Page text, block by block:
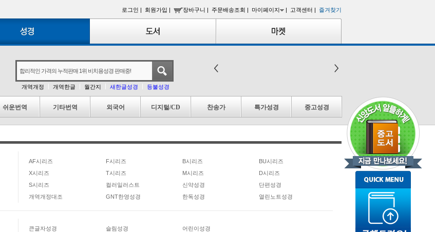
로그인 | 회원가입 | 장바구니 | 주문배송조회 | 마이페이지 | 고객센터 | 즐겨찾기
개역개정 개역한글 월간지 새한글성경 등불성경
쉬운번역 기타번역 외국어 디지털/CD 찬송가 특가성경 중고성경
AF시리즈 F시리즈 B시리즈
BU시리즈
X시리즈
T시리즈 M시리즈
D시리즈
S시리즈
컬러일러스트 신약성경
단편성경
개역개정대조
GNT한영성경 한독성경 열린노트성경
큰글자성경 슬림성경 어린이성경